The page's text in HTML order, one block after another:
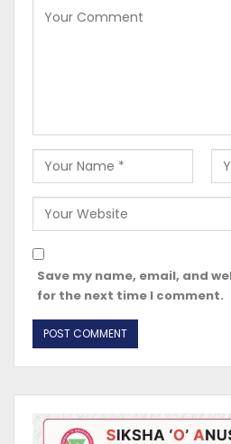
Save my name, email, and
for the next time I comment.